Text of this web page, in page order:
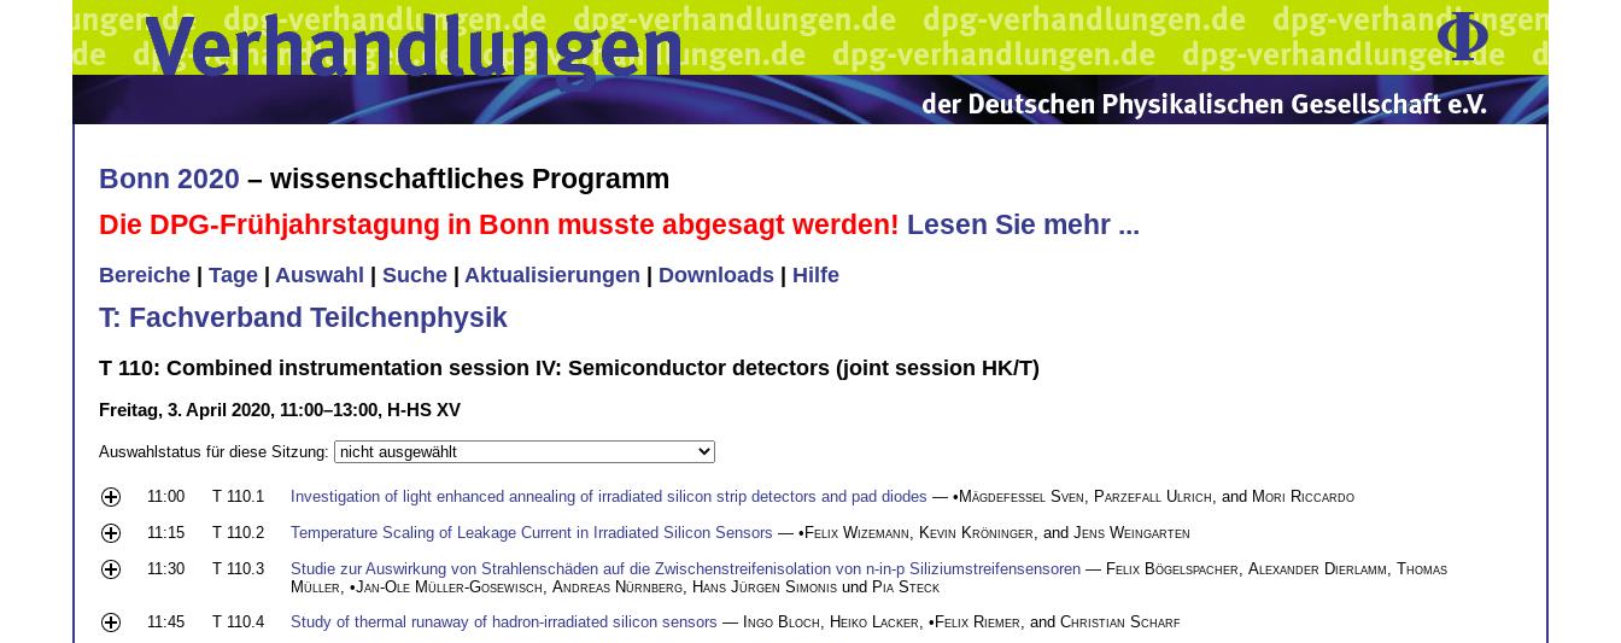
Bonn 2020 – wissenschaftliches Programm
Die DPG-Frühjahrstagung in Bonn musste abgesagt werden! Lesen Sie mehr ...
Bereiche | Tage | Auswahl | Suche | Aktualisierungen | Downloads | Hilfe
T: Fachverband Teilchenphysik
T 110: Combined instrumentation session IV: Semiconductor detectors (joint session HK/T)
Freitag, 3. April 2020, 11:00–13:00, H-HS XV
Auswahlstatus für diese Sitzung:
11:00 T 110.1 Investigation of light enhanced annealing of irradiated silicon strip detectors and pad diodes — • Mägdefessel Sven, Parzefall Ulrich, and Mori Riccardo
11:15
T 110.2 Temperature Scaling of Leakage Current in Irradiated Silicon Sensors — • Felix Wizemann, Kevin Kröninger, and Jens Weingarten
11:30
T 110.3 Studie zur Auswirkung von Strahlenschäden auf die Zwischenstreifenisolation von n-in-p Siliziumstreifensensoren — Felix Bögelspacher, Alexander Dierlamm, Thomas
Müller, •Jan-Ole Müller-Gosewisch, Andreas Nürnberg, Hans Jürgen Simonis und Pia Steck
11:45
T 110.4 Study of thermal runaway of hadron-irradiated silicon sensors — Ingo Bloch, Heiko Lacker, • Felix Riemer, and Christian Scharf